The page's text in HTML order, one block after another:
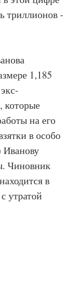
триллионов -
1,185
которые
на его
в особо
Чиновник
в
утратой